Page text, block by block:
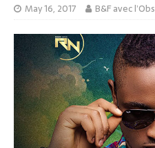
May 16, 2017 B&F avec l’Obs